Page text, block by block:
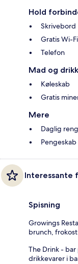
Hold
Skrivebord
Gratis Wi-Fi
Telefon
Mad og
Køleskab
Gratis
Mere
Daglig
Pengeskab
Interessante
Spisning
Growings
brunch,
The Drink -
drikkevarer i